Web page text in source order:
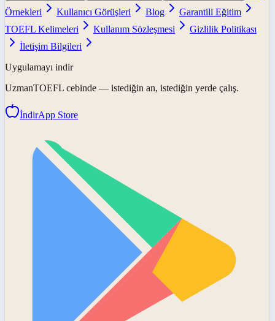
Örnekleri
Kullanıcı Görüşleri Blog
Garantili Eğitim
TOEFL Kelimeleri
Kullanım Sözleşmesi
Gizlilik Politikası
İletişim Bilgileri
Uygulamayı indir
UzmanTOEFL cebinde — istediğin an, istediğin yerde çalış.
İndirApp Store